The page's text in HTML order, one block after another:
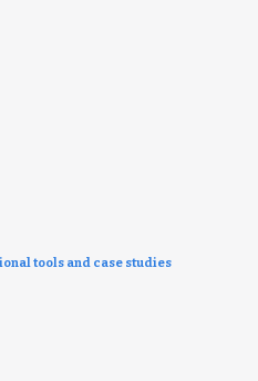
tools and case studies